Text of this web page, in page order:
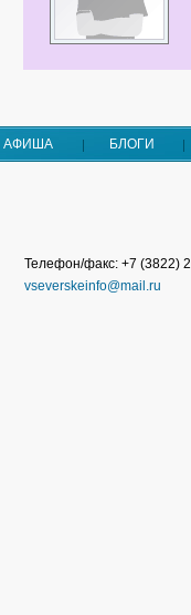
АФИША БЛОГИ
Телефон/факс: +7 (3822)
vseverskeinfo@mail.ru